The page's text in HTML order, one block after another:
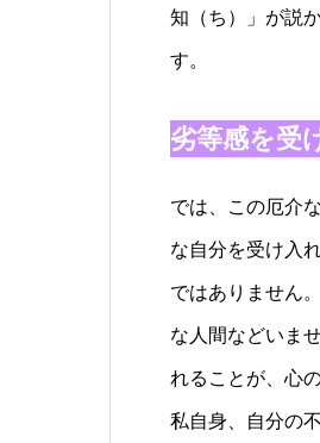
知（ち）」が説
す。
劣等感を受
では、この厄介
な自分を受け入
ではありません
な人間などいま
れることが、心
私自身、自分の